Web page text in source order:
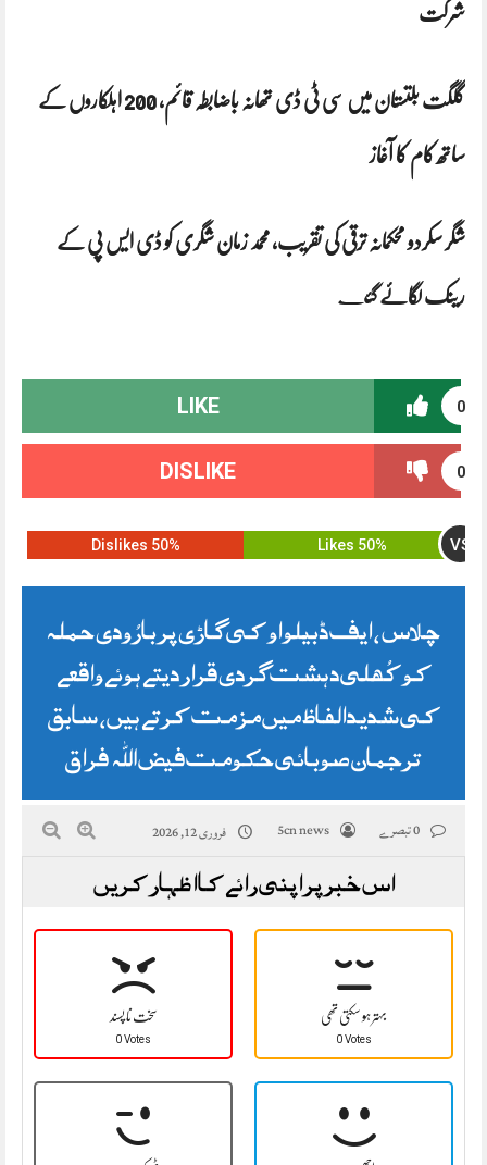
شرکت
گلگت بلتستان میں سی ٹی ڈی تھانہ باضابطہ قائم، 200 اہلکاروں کے
ساتھ کام کا آغاز
شگر سکردو محکمانہ ترقی کی تقریب، محمد زمان شگری کو ڈی ایس پی کے
رینک لگائے گئے
0
LIKE
0
DISLIKE
50% Likes VS
50% Dislikes
چلاس ، ایف ڈبیلو او کی گاڑی پر بارُودی حملہ
کو کُھلی دہشت گردی قرار دیتے ہوئے واقعے
کی شدید الفاظ میں مزمت کرتے ہیں، سابق
ترجمان صوبائی حکومت فیض اللہ فراق
5cn news فروری 12, 2026
اس خبر پر اپنی رائے کا اظہار کریں
سخت نا پسند
0 Votes
بہتر ہو سکتی تھی
0 Votes